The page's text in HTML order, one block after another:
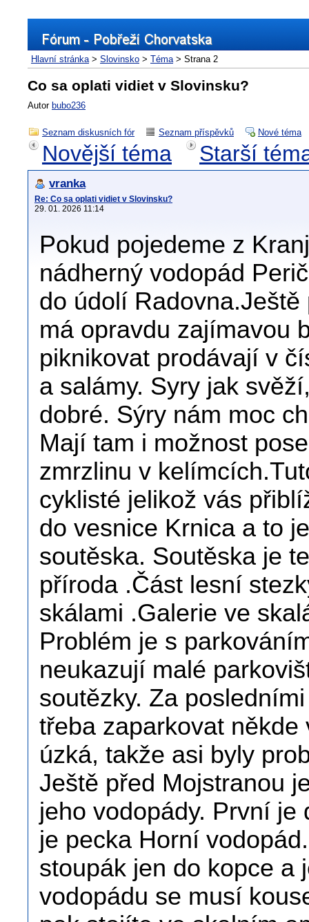
Hlavní stránka> Slovinsko > Téma> Strana 2
Co sa oplati vidiet v Slovinsku?
Autor bubo236
Seznam diskusních fór Seznam příspěvků Nové téma
Novější téma Starší
vranka
Re: Co sa oplati vidiet v Slovinsku?
29. 01. 2026 11:14
Pokud pojedeme z
nádherný vodopád
do údolí
má opravdu zajímavou
piknikovat prodávají v
a salámy. Syry jak
dobré. Sýry nám moc
Mají tam i možnost
zmrzlinu v
cyklisté jelikož vás
do vesnice Krnica a to
soutěska. Soutěska je
příroda .Část lesní
skálami .Galerie ve
Problém je s
neukazují malé
soutězky. Za
třeba zaparkovat
úzká, takže asi byly
Ještě před Mojstranou
jeho vodopády. První je
je pecka Horní
stoupák jen do kopce a
vodopádu se musí